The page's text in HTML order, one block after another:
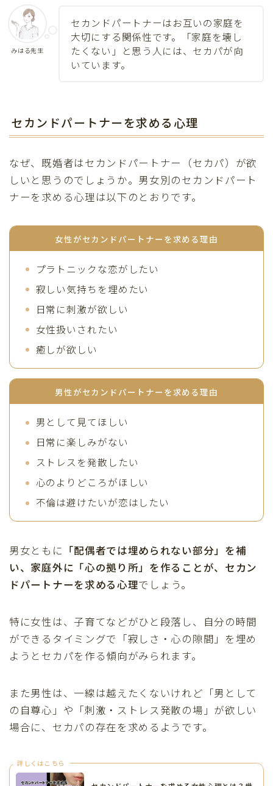
みはる先生
セカンドパートナーはお互いの家庭を
大切にする関係性です。「家庭を壊し
たくない」と思う人には、セカパが向
いています。
セカンドパートナーを求める心理
なぜ、既婚者はセカンドパートナー（セカパ）が欲
しいと思うのでしょうか。男女別のセカンドパート
ナーを求める心理は以下のとおりです。
女性がセカンドパートナーを求める理由
プラトニックな恋がしたい
寂しい気持ちを埋めたい
日常に刺激が欲しい
女性扱いされたい
癒しが欲しい
男性がセカンドパートナーを求める理由
男として見てほしい
日常に楽しみがない
ストレスを発散したい
心のよりどころがほしい
不倫は避けたいが恋はしたい
男女ともに 「配偶者では埋められない部分」を補
い、家庭外に「心の拠り所」を作ることが、セカン
ドパートナーを求める心理でしょう。
特に女性は、子育てなどがひと段落し、自分の時間
ができるタイミングで「寂しさ・心の隙間」を埋め
ようとセカパを作る傾向がみられます。
また男性は、一線は越えたくないけれど「男として
の自尊心」や「刺激・ストレス発散の場」が欲しい
場合に、セカパの存在を求めるようです。
詳しくはこちら